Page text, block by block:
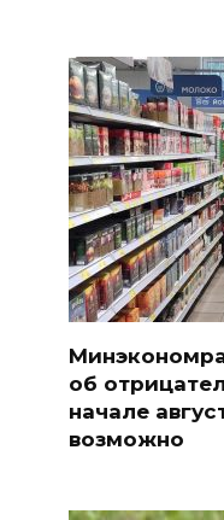
об
начале
возможно